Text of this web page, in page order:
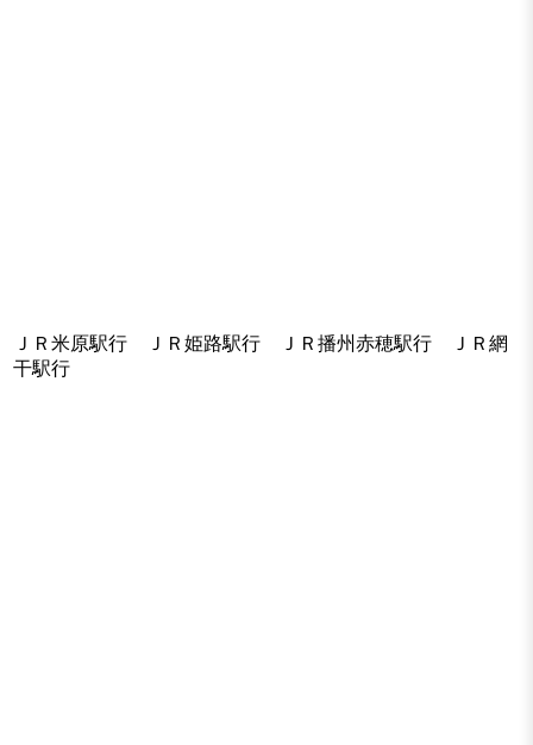
ＪＲ米原駅行 ＪＲ姫路駅行 ＪＲ播州赤穂駅行 ＪＲ網
干駅行